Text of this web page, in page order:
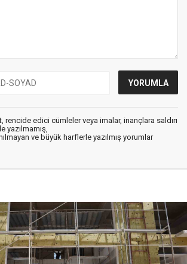
rencide edici cümleler veya imalar, inançlara saldırı
yazılmamış,
ve büyük harflerle yazılmış yorumlar